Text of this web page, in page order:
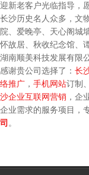
迎新老客户光临指导，
长沙历史名人众多，文
院、爱晚亭、天心阁城
怀故居、秋收纪念馆、
湖南顺美科技发展有限
感谢贵公司选择了： 长
络推广 ， 手机网站订制
沙企业互联网营销 ，企
企业需求的服务项目，
司 。